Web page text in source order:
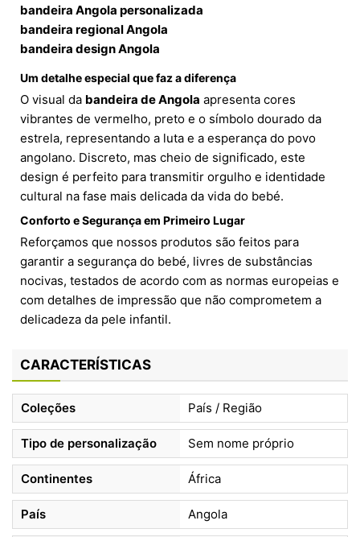
bandeira Angola personalizada
bandeira regional Angola
bandeira design Angola
Um detalhe especial que faz a diferença
O visual da bandeira de Angola apresenta cores
vibrantes de vermelho, preto e o símbolo dourado da
estrela, representando a luta e a esperança do povo
angolano. Discreto, mas cheio de significado, este
design é perfeito para transmitir orgulho e identidade
cultural na fase mais delicada da vida do bebé.
Conforto e Segurança em Primeiro Lugar
Reforçamos que nossos produtos são feitos para
garantir a segurança do bebé, livres de substâncias
nocivas, testados de acordo com as normas europeias e
com detalhes de impressão que não comprometem a
delicadeza da pele infantil.
CARACTERÍSTICAS
Coleções País / Região
Tipo de personalização Sem nome próprio
Continentes África
País Angola